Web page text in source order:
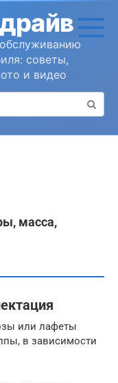
советы,
и видео
масса,
или лафеты
в зависимости